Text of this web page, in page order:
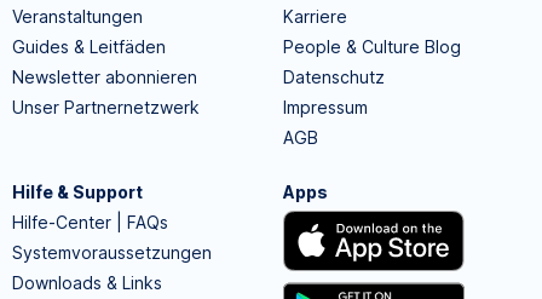
Veranstaltungen
Guides & Leitfäden
Newsletter abonnieren
Unser Partnernetzwerk
Karriere
People & Culture Blog
Datenschutz
Impressum
AGB
Hilfe & Support
Hilfe-Center | FAQs
Systemvoraussetzungen
Downloads & Links
Apps